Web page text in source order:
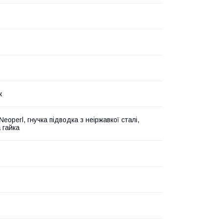
гнучка підводка з неіржавкої сталі,
гайка